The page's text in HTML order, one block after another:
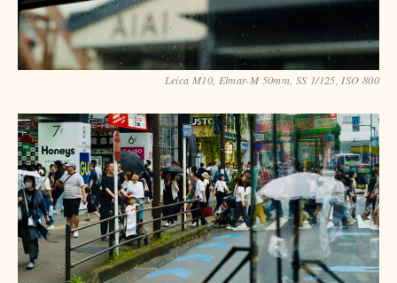
Leica M10, Elmar-M 50mm, SS 1/125, ISO 800